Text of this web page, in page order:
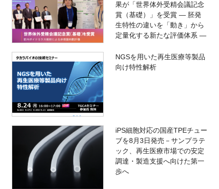
果が「世界体外受精会議記念
賞（基礎）」を受賞 ― 胚発
生特性の違いを「動き」から
定量化する新たな評価体系 ―
NGSを用いた再生医療等製品
向け特性解析
iPS細胞対応の国産TPEチュー
ブを8月3日発売－サンプラテ
ック、再生医療市場での安定
調達・製造支援へ向けた第一
歩へ